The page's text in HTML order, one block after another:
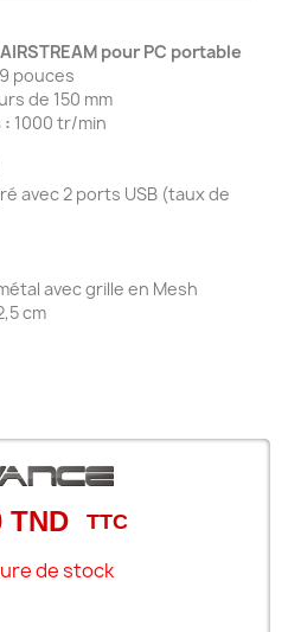
pour PC portable
pouces
de 150 mm
: 1000 tr/min
avec 2 ports USB (taux de
avec grille en Mesh
cm
TND TTC
de stock